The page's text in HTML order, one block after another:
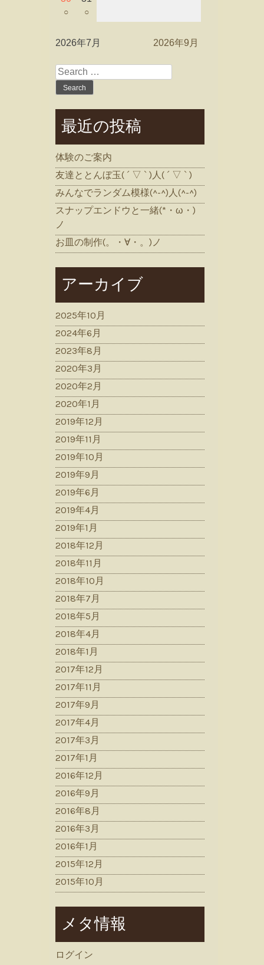
○ ○
2026年7月 2026年9月
Search
for:
最近の投稿
体験のご案内
友達ととんぼ玉( ´ ▽ ` )人( ´ ▽ ` )
みんなでランダム模様(^-^)人(^-^)
スナップエンドウと一緒(*・ω・)
ノ
お皿の制作(。・∀・。)ノ
アーカイブ
2025年10月
2024年6月
2023年8月
2020年3月
2020年2月
2020年1月
2019年12月
2019年11月
2019年10月
2019年9月
2019年6月
2019年4月
2019年1月
2018年12月
2018年11月
2018年10月
2018年7月
2018年5月
2018年4月
2018年1月
2017年12月
2017年11月
2017年9月
2017年4月
2017年3月
2017年1月
2016年12月
2016年9月
2016年8月
2016年3月
2016年1月
2015年12月
2015年10月
メタ情報
ログイン